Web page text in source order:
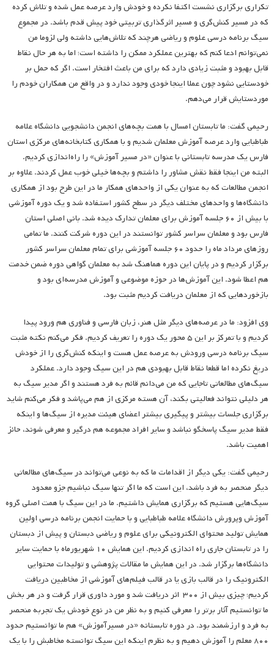
تکراری برگزاری نشست اکتفا نکرده و خودش وارد عرصه عمل شده و تلاش کرده
که در مسیر کنش‌گری و مسیر اثرگذاری تربیتی خود پیش قدم باشد. در مجموع
سیگ برنامه درسی علوم و ریاضی هرچند که تلاش‌هایی داشته ولی لزوما من
نمی‌توانم ادعا کنم که بهترین عملکرد ممکن را داشته است؛ اما به هر حال نقاط
قابل بهبود و مثبت زیادی دارد که برای من باعث افتخار است. اگر که حمل بر
خودستایی نشود چون عملا اینجا خودی وجود ندارد و در واقع من همکاران خودم را
موردستایش قرار می‌دهم.
رحیمی گفت: ما تابستان امسال با همت بچه‌های انجمن دانشجویی دانشگاه علامه
طباطبایی وارد عرصه آموزش معلمان شدیم و با همکاری کتابخانه‌های مرکزی استان
فارس یک مدرسه تابستانی با عنوان «در مسیر آموزش» را راه‌اندازی کردیم.
البته من اینجا فقط نقش مشاور را داشتم و بچه‌ها خیلی خوب عمل کردند. علاوه بر
انجمن مطالعات که به عنوان یکی از واحدهای همکار ما در این طرح بود از همکاری
دانشگاه‌ها و واحدهای مختلف دیگر در سطح کشور استفاده شد و یک دوره آموزشی
با بیش از ۶۰ جلسه آموزش برای معلمان تدارک دیده شد. بانی اصلی استان
فارس بود و معلمان سراسر کشور توانستند در این دوره شرکت کنند. ما تمامی
روزهای مرداد ماه را حدود ۶۰ جلسه آموزشی برای تمام معلمان سراسر کشور
برگزار کردیم و در پایان این دوره هماهنگ شد به معلمان گواهی دوره ضمن خدمت
هم اعطا شود. این آموزش‌ها در حوزه موضوعی و آموزش مدرسه‌ای بود و
بازخوردهایی که از معلمان دریافت کردیم مثبت بود.
وی افزود: ما در عرصه‌های دیگر مثل هنر، زبان فارسی و فناوری هم ورود پیدا
کردیم و با تمرکز بر این ۵ محور یک دوره را تعریف کردیم. فکر می‌کنم نکته مثبت
سیگ برنامه درسی ورودش به عرصه عمل هست و اینکه کنش‌گری را از خودش
دریغ نکرده اما قطعا نقاط قابل بهبودی هم در این سیگ وجود دارد. عملکرد
سیگ‌های مطالعاتی تاجایی که من می‌دانم قائم به فرد هستند و اگر مدیر سیگ به
هر دلیلی نتواند فعالیتی بکند، آن هسته مرکزی از هم می‌پاشد و فکر می‌کنم شاید
برگزاری جلسات بیشتر و پیگیری بیشتر اعضای هیئت مدیره از سیگ‌ها و اینکه
فقط مدیر سیگ پاسخگو نباشد و سایر افراد مجموعه هم درگیر و معرفی شوند، حائز
اهمیت باشد.
رحیمی گفت: یکی دیگر از اقدامات ما که به نوعی می‌تواند در سیگ‌های مطالعاتی
دیگر منحصر به فرد باشد، این است که ما اگر تنها سیگ نباشیم جزو معدود
سیگ‌هایی هستیم که برگزاری همایش داشتیم. ما در این سیگ با همت اصلی گروه
آموزش وپرورش دانشگاه علامه طباطبایی و با حمایت انجمن برنامه درسی اولین
همایش تولید محتوای الکترونیکی برای علوم و ریاضی دبستان و پیش از دبستان
را در تابستان جاری راه اندازی کردیم. این همایش ۱۰ شهریورماه با حمایت سایر
دانشگاه‌ها برگزار شد. در این همایش ما مقالات پژوهشی و تولیدات محتوایی
الکترونیک را در قالب بازی یا در قالب فیلم‌های آموزشی از مخاطبین دریافت
کردیم؛ چیزی بیش از ۳۰۰ اثر دریافت شد و مورد داوری قرار گرفت و در هر بخش
ما توانستیم آثار برتر را معرفی کنیم و به نظر من در نوع خودش یک تجربه منحصر
به فرد و ارزشمند بود. در دوره تابستانه «در مسیرآموزش» هم ما ‌توانستیم حدود
۸۰۰ معلم را آموزش دهیم و به نظرم اینکه این سیگ توانسته مخاطبش را با یک